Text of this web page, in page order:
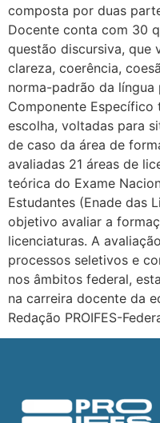
composta por duas
Docente conta com 30
questão discursiva, que
clareza, coerência,
norma-padrão da
Componente
escolha, voltadas para
de caso da área de
avaliadas 21 áreas de
teórica do Exame
Estudantes (Enade das
objetivo avaliar a
licenciaturas. A
processos seletivos e
nos âmbitos federal,
na carreira docente da
Redação PROIFES-